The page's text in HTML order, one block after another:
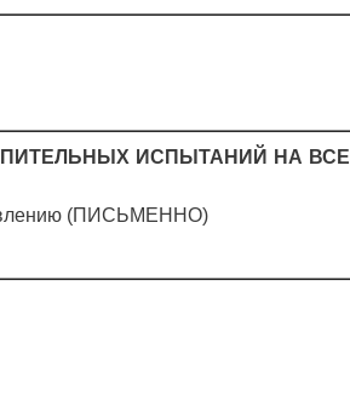
ИСПЫТАНИЙ НА ВСЕ
(ПИСЬМЕННО)